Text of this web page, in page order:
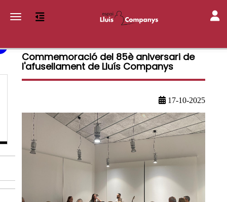
Toggle navigation
Commemoració del 85è aniversari de
l'afusellament de Lluís Companys
17-10-2025